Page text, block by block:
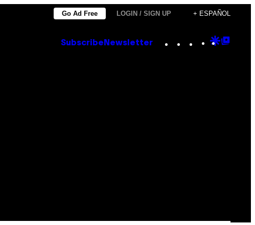
Go Ad Free LOGIN / SIGN UP + ESPAÑOL
Subscribe Newsletter Instagram
TikTok
YouTube
Google